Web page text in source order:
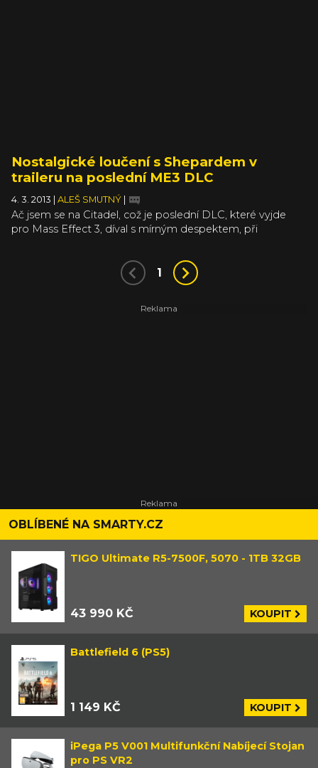
Nostalgické loučení s Shepardem v
traileru na poslední ME3 DLC
4. 3. 2013 ALEŠ SMUTNÝ
Ač jsem se na Citadel, což je poslední DLC, které vyjde
pro Mass Effect 3, díval s mírným despektem, při
tohle rozloučení se Shepardem berou tvůrci hodně citlivě,
a tak servírují spoustu emocionálního obsahu, který bude
hrát na tu správnou strunu.
1
OBLÍBENÉ NA SMARTY.CZ
TIGO Ultimate R5-7500F, 5070 - 1TB 32GB
43 990 KČ KOUPIT
Battlefield 6 (PS5)
1 149 KČ KOUPIT
iPega P5 V001 Multifunkční Nabíjecí Stojan
pro PS VR2